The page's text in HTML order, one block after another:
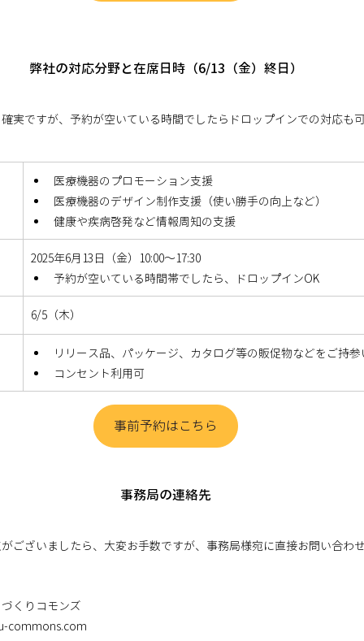
弊社の対応分野と在席日時（6/13（金）終日）
実ですが、予約が空いている時間でしたらドロップインでの対応も
医療機器のプロモーション支援
医療機器のデザイン制作支援（使い勝手の向上など）
健康や疾病啓発など情報周知の支援
2025年6月13日（金）10:00～17:30
予約が空いている時間帯でしたら、ドロップインOK
6/5（木）
リリース品、パッケージ、カタログ等の販促物などをご持
コンセント利用可
事前予約はこちら
事務局の連絡先
ございましたら、大変お手数ですが、事務局様宛に直接お問い合わ
くりコモンズ
commons.com